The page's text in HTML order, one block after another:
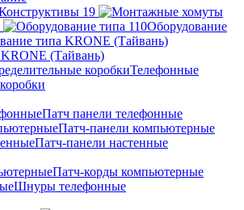
19
Оборудование
(Тайвань)
Телефонные
Патч панели телефонные
Патч-панели компьютерные
Патч-панели настенные
Патч-корды компьютерные
Шнуры телефонные